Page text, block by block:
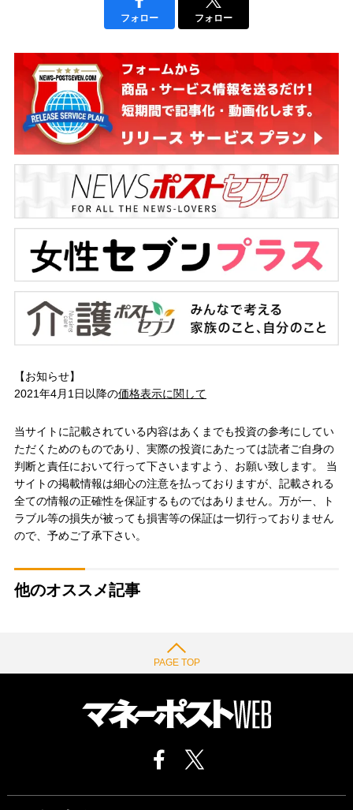
フォロー フォロー
【お知らせ】
2021年4月1日以降の価格表示に関して
当サイトに記載されている内容はあくまでも投資の参考にしてい
ただくためのものであり、実際の投資にあたっては読者ご自身の
判断と責任において行って下さいますよう、お願い致します。 当
サイトの掲載情報は細心の注意を払っておりますが、記載される
全ての情報の正確性を保証するものではありません。万が一、ト
ラブル等の損失が被っても損害等の保証は一切行っておりません
ので、予めご了承下さい。
他のオススメ記事
PAGE TOP